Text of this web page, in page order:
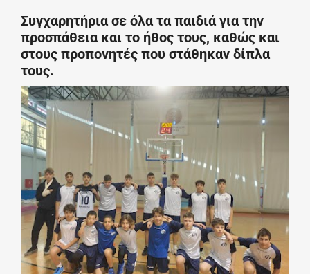
Συγχαρητήρια σε όλα τα παιδιά για την
προσπάθεια και το ήθος τους, καθώς και
στους προπονητές που στάθηκαν δίπλα
τους.